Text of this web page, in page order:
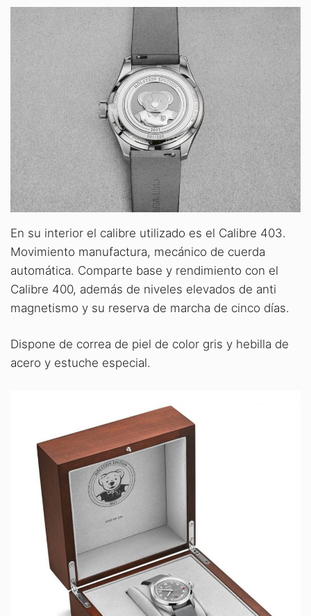
En su interior el calibre utilizado es el Calibre 403.
Movimiento manufactura, mecánico de cuerda
automática. Comparte base y rendimiento con el
Calibre 400, además de niveles elevados de anti
magnetismo y su reserva de marcha de cinco días.
Dispone de correa de piel de color gris y hebilla de
acero y estuche especial.